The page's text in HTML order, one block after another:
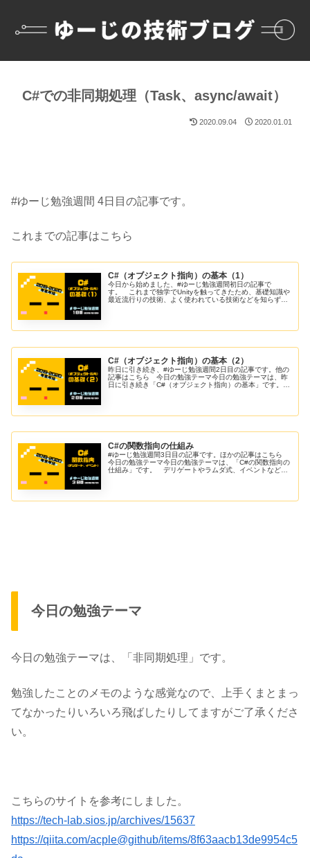
C#での非同期処理（Task、async/await）
2020.09.04 2020.01.01
#ゆーじ勉強週間 4日目の記事です。
これまでの記事はこちら
C#（オブジェクト指向）の基本（1）
今日から始めました、#ゆーじ勉強週間初日の記事で
す。 これまで独学でUnityを触ってきたため、基礎知識や
最近流行りの技術、よく使われている技術などを知らずに
C#（オブジェクト指向）の基本（2）
昨日に引き続き、#ゆーじ勉強週間2日目の記事です。他の
記事はこちら 今日の勉強テーマ今日の勉強テーマは、昨
日に引き続き「C#（オブジェクト指向）の基本」です。勉
C#の関数指向の仕組み
#ゆーじ勉強週間3日目の記事です。ほかの記事はこちら
今日の勉強テーマ今日の勉強テーマは、「C#の関数指向の
仕組み」です。 デリゲートやラムダ式、イベントなどに
今日の勉強テーマ
今日の勉強テーマは、 「非同期処理」 です。
勉強したことのメモのような感覚なので、上手くまとまっ
てなかったりいろいろ飛ばしたりしてますがご了承くださ
い。
こちらのサイトを参考にしました。
https://tech-lab.sios.jp/archives/15637
https://qiita.com/acple@github/items/8f63aacb13de9954c5